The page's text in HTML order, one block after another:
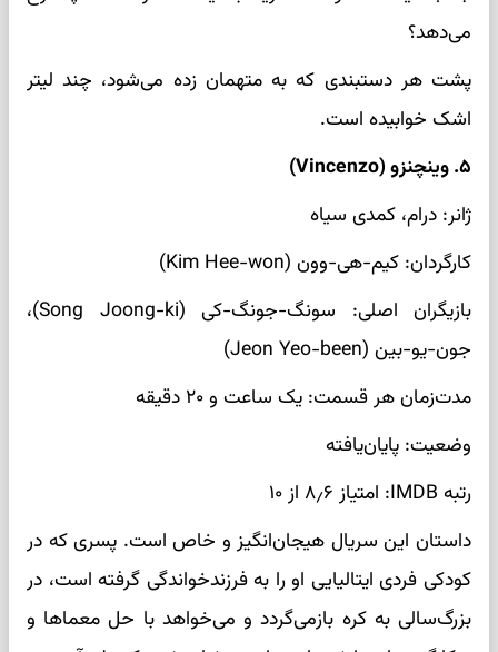
می‌دهد؟
پشت هر دستبندی که به متهمان زده می‌شود، چند لیتر
اشک خوابیده است.
۵. وینچنزو (Vincenzo)
ژانر: درام، کمدی سیاه
کارگردان: کیم-هی-وون (Kim Hee-won)
بازیگران اصلی: سونگ-جونگ-کی (Song Joong-ki)،
جون-یو-بین (Jeon Yeo-been)
مدت‌زمان هر قسمت: یک ساعت و ۲۰ دقیقه
وضعیت: پایان‌یافته
رتبه IMDB: امتیاز ۸٫۶ از ۱۰
داستان این سریال هیجان‌انگیز و خاص است. پسری که در
کودکی فردی ایتالیایی او را به فرزندخواندگی گرفته است، در
بزرگ‌سالی به کره بازمی‌گردد و می‌خواهد با حل معماها و